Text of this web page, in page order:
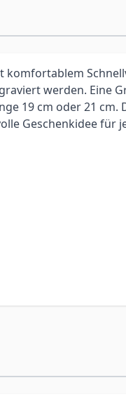
werden. Eine
19 cm oder 21 cm.
Geschenkidee für